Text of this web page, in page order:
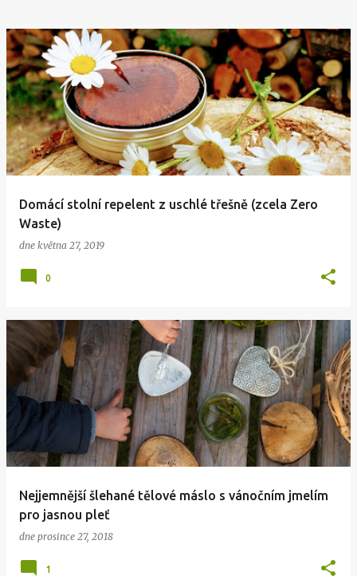
Domácí stolní repelent z uschlé třešně (zcela Zero
Waste)
dne května 27, 2019
0
Nejjemnější šlehané tělové máslo s vánočním jmelím
pro jasnou pleť
dne prosince 27, 2018
1